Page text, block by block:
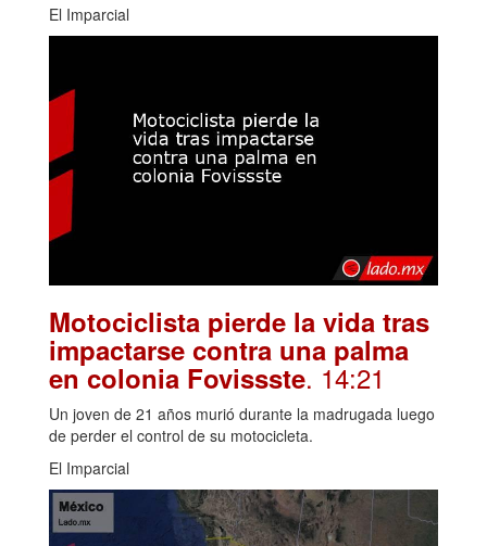
El Imparcial
Motociclista pierde la vida tras
impactarse contra una palma
en colonia Fovissste. 14:21
Un joven de 21 años murió durante la madrugada luego
de perder el control de su motocicleta.
El Imparcial